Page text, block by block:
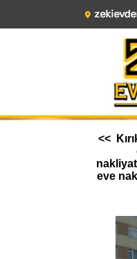
<<
eve